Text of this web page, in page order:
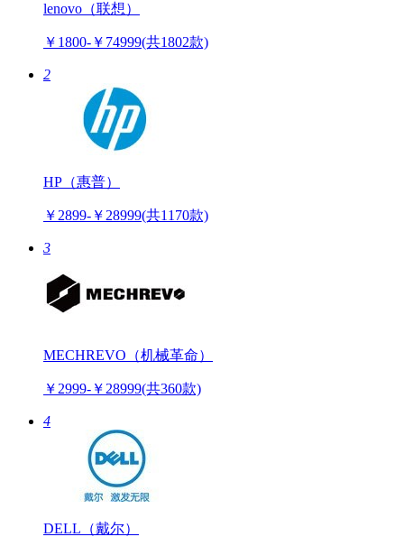
lenovo（联想）
￥1800-￥74999(共1802款)
2
HP（惠普）
￥2899-￥28999(共1170款)
3
MECHREVO（机械革命）
￥2999-￥28999(共360款)
4
DELL（戴尔）